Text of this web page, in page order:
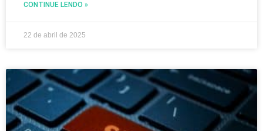
CONTINUE LENDO »
22 de abril de 2025